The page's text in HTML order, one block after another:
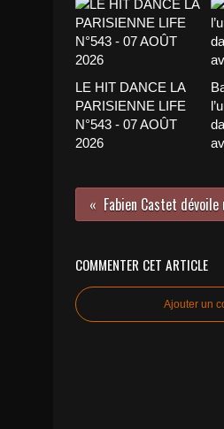
LE HIT DANCE LA
PARISIENNE LIFE
N°543 - 07 AOÛT
2026
Fabien Castet
COMMENTER CET ARTICLE
Ajouter un